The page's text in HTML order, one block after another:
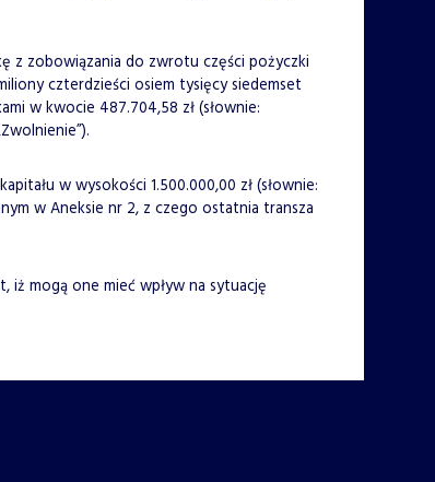
z zobowiązania do zwrotu części pożyczki
czterdzieści osiem tysięcy siedemset
w kwocie 487.704,58 zł (słownie:
w wysokości 1.500.000,00 zł (słownie:
w Aneksie nr 2, z czego ostatnia transza
iż mogą one mieć wpływ na sytuację